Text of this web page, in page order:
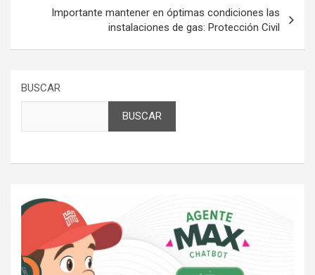
Importante mantener en óptimas condiciones las
instalaciones de gas: Protección Civil
BUSCAR
BUSCAR